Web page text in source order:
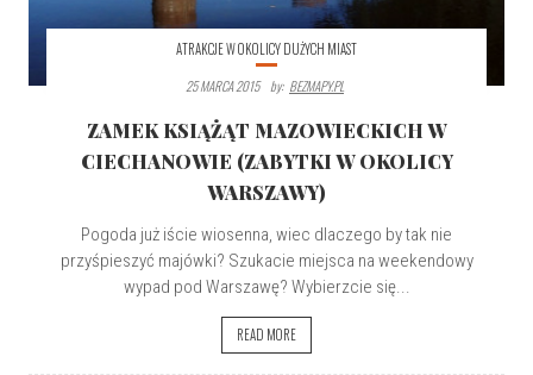
ATRAKCJE W OKOLICY DUŻYCH MIAST
25 MARCA 2015
By: BEZMAPY.PL
ZAMEK KSIĄŻĄT MAZOWIECKICH W
CIECHANOWIE (ZABYTKI W OKOLICY
WARSZAWY)
Pogoda już iście wiosenna, wiec dlaczego by tak nie
przyśpieszyć majówki? Szukacie miejsca na weekendowy
wypad pod Warszawę? Wybierzcie się...
READ MORE